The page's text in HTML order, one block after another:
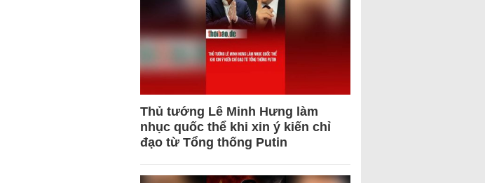
Thủ tướng Lê Minh Hưng làm
nhục quốc thể khi xin ý kiến chỉ
đạo từ Tổng thống Putin